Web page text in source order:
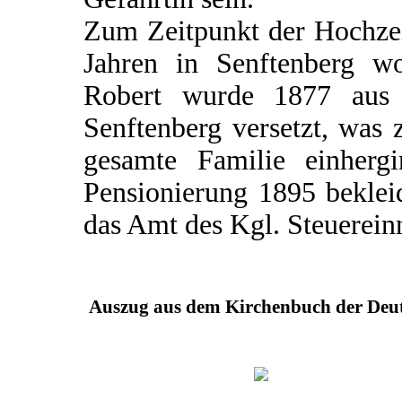
Zum Zeitpunkt der
Jahren in Senftenberg
Robert wurde 1877 aus
Senftenberg versetzt,
gesamte Familie
Pensionierung 1895
das Amt des Kgl.
Auszug aus dem Kirchenbuch der